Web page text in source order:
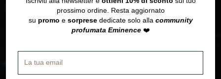
prossimo ordine. Resta aggiornato
su promo e sorpresededicate solo alla community
profumata Eminence ❤️
tua
email